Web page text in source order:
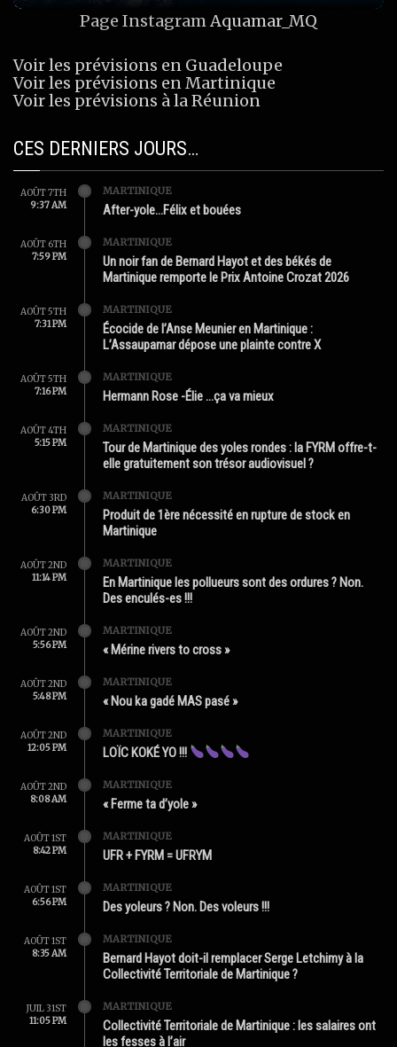
Page InstagramAquamar_MQ
Voir les prévisions en Guadeloupe
Voir les prévisions en Martinique
Voir les prévisions à la Réunion
CES DERNIERS JOURS…
AOÛT 7TH
9:37 AM
MARTINIQUE
After-yole…Félix et bouées
AOÛT 6TH
7:59 PM
MARTINIQUE
Un noir fan de Bernard Hayot et des békés de
Martinique remporte le Prix Antoine Crozat 2026
AOÛT 5TH
7:31 PM
MARTINIQUE
Écocide de l’Anse Meunier en Martinique :
L’Assaupamar dépose une plainte contre X
AOÛT 5TH
7:16 PM
MARTINIQUE
Hermann Rose -Élie …ça va mieux
AOÛT 4TH
5:15 PM
MARTINIQUE
Tour de Martinique des yoles rondes : la FYRM offre-t-
elle gratuitement son trésor audiovisuel ?
AOÛT 3RD
6:30 PM
MARTINIQUE
Produit de 1ère nécessité en rupture de stock en
Martinique
AOÛT 2ND
11:14 PM
MARTINIQUE
En Martinique les pollueurs sont des ordures ? Non.
Des enculés-es !!!
AOÛT 2ND
5:56 PM
MARTINIQUE
« Mérine rivers to cross »
AOÛT 2ND
5:48 PM
MARTINIQUE
« Nou ka gadé MAS pasé »
AOÛT 2ND
12:05 PM
MARTINIQUE
LOÏC KOKÉ YO !!!
AOÛT 2ND
8:08 AM
MARTINIQUE
« Ferme ta d’yole »
AOÛT 1ST
8:42 PM
MARTINIQUE
UFR + FYRM = UFRYM
AOÛT 1ST
6:56 PM
MARTINIQUE
Des yoleurs ? Non. Des voleurs !!!
AOÛT 1ST
8:35 AM
MARTINIQUE
Bernard Hayot doit-il remplacer Serge Letchimy à la
Collectivité Territoriale de Martinique ?
JUIL 31ST
11:05 PM
MARTINIQUE
Collectivité Territoriale de Martinique : les salaires ont
les fesses à l’air